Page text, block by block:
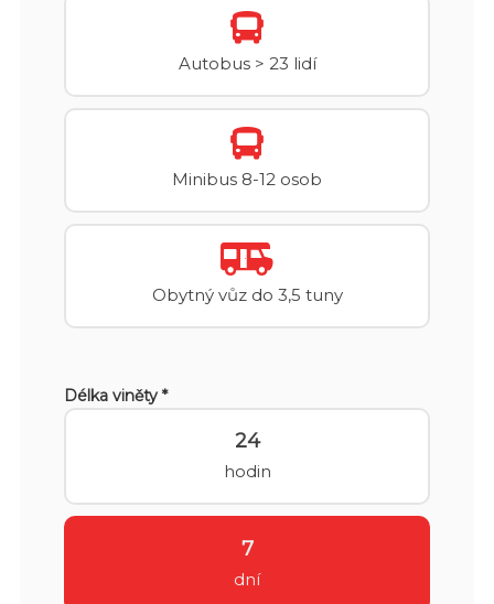
Autobus > 23 lidí
Minibus 8-12 osob
Obytný vůz do 3,5 tuny
Délka viněty *
24
hodin
7
dní